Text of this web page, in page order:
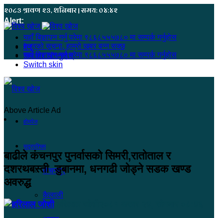
२०८३ श्रावण २३, शनिबार | समय: ०४:४२
Alert:
यहाँ बिज्ञापन गर्नु परेमा ९८६८५५५७८० मा सम्पर्क गर्नुहोस
हजुरको सूचना, हाम्रो खबर बन्न सक्छ
यहाँ बिज्ञापन गर्नु परेमा ९८६८५५५७८० मा सम्पर्क गर्नुहोस
मेनू
समाचार खोज्नुहोस्
Switch skin
होमपेज
सुदूरपश्चिम
कंचनपुर
कैलाली
Above Article Ad
बाढीले कंचनपुर पुनर्वासको सिमरी,रातोताल र
दशरथबस्ती डुबानमा, धनगढी जोड्ने सडक खण्ड
अवरुद्ध